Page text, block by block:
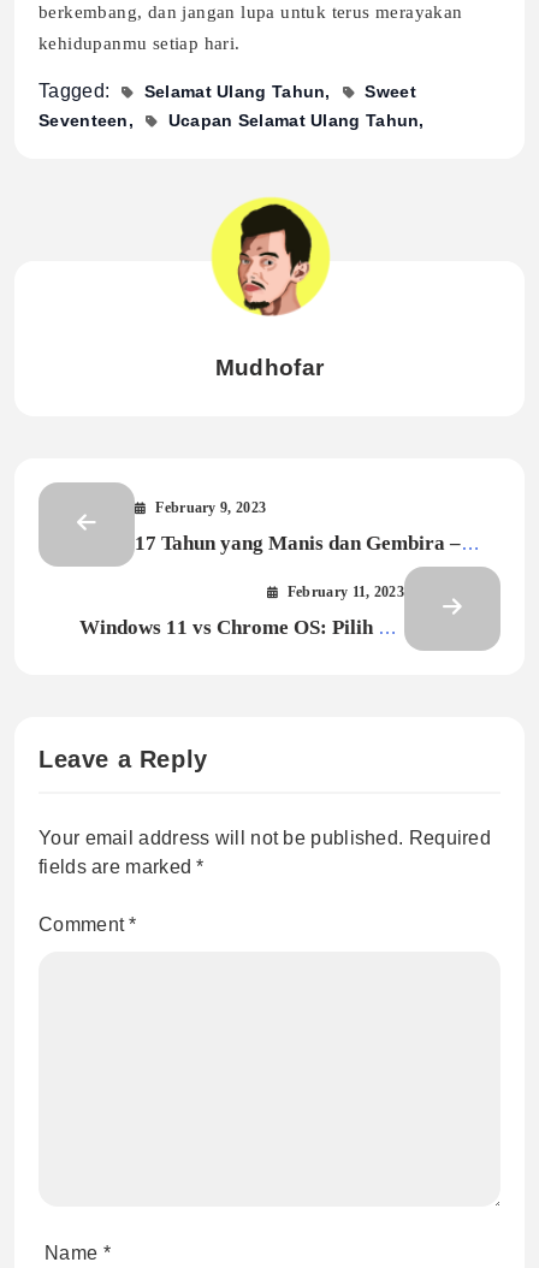
berkembang, dan jangan lupa untuk terus merayakan
kehidupanmu setiap hari.
Tagged: Selamat Ulang Tahun
Sweet
Seventeen
Ucapan Selamat Ulang Tahun
Mudhofar
February 9, 2023
17 Tahun yang Manis dan Gembira –
Ucapan Selamat Ulang Tahun Happy
Sweet Seventeen February 11, 2023
Windows 11 vs Chrome OS: Pilih OS
Leave a Reply
Your email address will not be published. Required
fields are marked*
Comment*
Name *